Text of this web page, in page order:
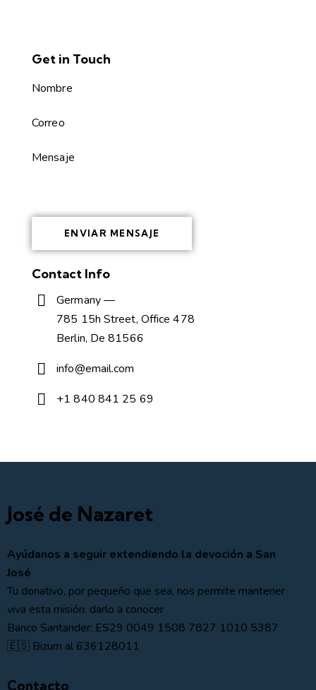
Get in Touch
Contact Info
Germany —
785 15h Street, Office 478
Berlin, De 81566
info@email.com
+1 840 841 25 69
José de Nazaret
Ayúdanos a seguir extendiendo la devoción a San
José
Tu donativo, por pequeño que sea, nos permite mantener
viva esta misión: darlo a conocer
Banco Santander: ES29 0049 1508 7827 1010 5387
🇪🇸 Bizum al 636128011
Contacto